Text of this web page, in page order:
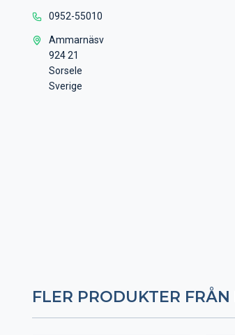
0952-55010
Ammarnäsv
924 21
Sorsele
Sverige
FLER PRODUKTER FRÅN